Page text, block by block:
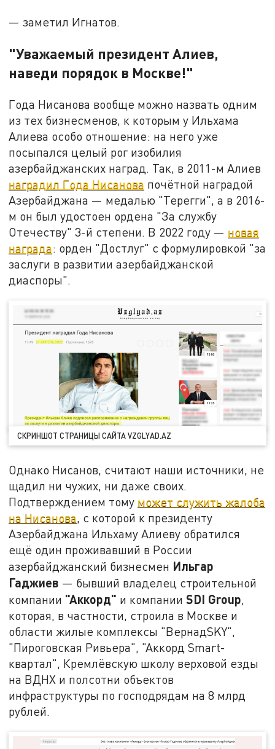
— заметил Игнатов.
"Уважаемый президент Алиев,
наведи порядок в Москве!"
Года Нисанова вообще можно назвать одним
из тех бизнесменов, к которым у Ильхама
Алиева особо отношение: на него уже
посыпался целый рог изобилия
азербайджанских наград. Так, в 2011-м Алиев
наградил Года Нисанова почётной наградой
Азербайджана — медалью "Терегги", а в 2016-
м он был удостоен ордена "За службу
Отечеству" 3-й степени. В 2022 году — новая
награда: орден "Достлуг" с формулировкой "за
заслуги в развитии азербайджанской
диаспоры".
СКРИНШОТ СТРАНИЦЫ САЙТА VZGLYAD.AZ
Однако Нисанов, считают наши источники, не
щадил ни чужих, ни даже своих.
Подтверждением тому может служить жалоба
на Нисанова, с которой к президенту
Азербайджана Ильхаму Алиеву обратился
ещё один проживавший в России
азербайджанский бизнесмен Ильгар
Гаджиев — бывший владелец строительной
компании "Аккорд" и компанииSDI Group,
которая, в частности, строила в Москве и
области жилые комплексы "ВернадSKY",
"Пироговская Ривьера", "Аккорд Smart-
квартал", Кремлёвскую школу верховой езды
на ВДНХ и полсотни объектов
инфраструктуры по господрядам на 8 млрд
рублей.